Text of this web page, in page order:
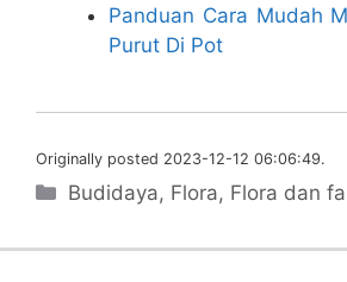
Panduan Cara Mudah
Purut Di Pot
Originally posted 2023-12-12 06:06:49.
Categories
Budidaya, Flora, Flora dan